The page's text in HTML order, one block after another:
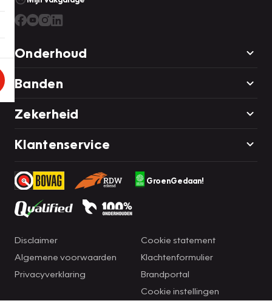
Onderhoud
Banden
Zekerheid
Klantenservice
GroenGedaan!
Disclaimer
Algemene voorwaarden
Privacyverklaring
Cookie statement
Klachtenformulier
Brandportal
Cookie instellingen